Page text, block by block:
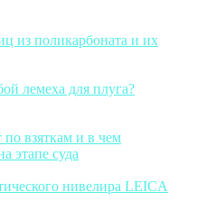
из поликарбоната и их
лемеха для плуга?
по взяткам и в чем
этапе суда
нивелира LEICA